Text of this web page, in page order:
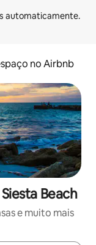
no Airbnb
Beach
e muito mais